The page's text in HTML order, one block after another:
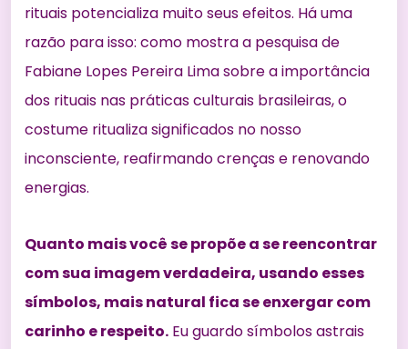
rituais potencializa muito seus efeitos. Há uma
razão para isso: como mostra a pesquisa de
Fabiane Lopes Pereira Lima sobrea importância
dos rituais nas práticas culturais brasileiras, o
costume ritualiza significados no nosso
inconsciente, reafirmando crenças e renovando
energias.
Quanto mais você se propõe a se reencontrar
com sua imagem verdadeira, usando esses
símbolos, mais natural fica se enxergar com
carinho e respeito. Eu guardo símbolos astrais